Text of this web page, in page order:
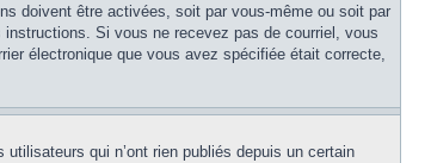
doivent être activées, soit par vous-même ou soit par
Si vous ne recevez pas de courriel, vous
électronique que vous avez spécifiée était correcte,
qui n’ont rien publiés depuis un certain